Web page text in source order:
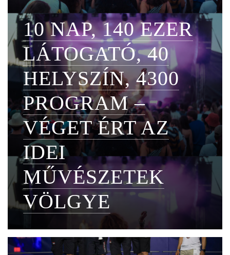
10 NAP, 140 EZER
LÁTOGATÓ, 40
HELYSZÍN, 4300
PROGRAM –
VÉGET ÉRT AZ
IDEI
MŰVÉSZETEK
VÖLGYE